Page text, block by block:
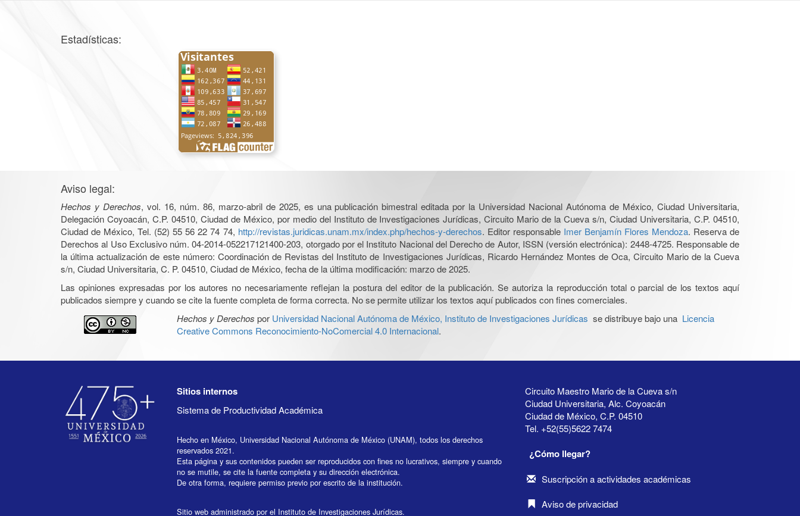
Estadísticas:
Aviso legal:
Hechos y Derechos, vol. 16, núm. 86, marzo-abril de 2025, es una publicación bimestral editada por la Universidad Nacional Autónoma de México, Ciudad Universitaria,
Delegación Coyoacán, C.P. 04510, Ciudad de México, por medio del Instituto de Investigaciones Jurídicas, Circuito Mario de la Cueva s/n, Ciudad Universitaria, C.P. 04510,
Ciudad de México, Tel. (52) 55 56 22 74 74, http://revistas.juridicas.unam.mx/index.php/hechos-y-derechos. Editor responsable Imer Benjamín Flores Mendoza. Reserva de
Derechos al Uso Exclusivo núm. 04-2014-052217121400-203, otorgado por el Instituto Nacional del Derecho de Autor, ISSN (versión electrónica): 2448-4725. Responsable de
la última actualización de este número: Coordinación de Revistas del Instituto de Investigaciones Jurídicas, Ricardo Hernández Montes de Oca, Circuito Mario de la Cueva
s/n, Ciudad Universitaria, C. P. 04510, Ciudad de México, fecha de la última modificación: marzo de 2025.
Las opiniones expresadas por los autores no necesariamente reflejan la postura del editor de la publicación. Se autoriza la reproducción total o parcial de los textos aquí
publicados siempre y cuando se cite la fuente completa de forma correcta. No se permite utilizar los textos aquí publicados con fines comerciales.
Hechos y Derechos por Universidad Nacional Autónoma de México, Instituto de Investigaciones Jurídicas se distribuye bajo una Licencia
Creative Commons Reconocimiento-NoComercial 4.0 Internacional.
Sitios internos
Sistema de Productividad Académica
Hecho en México, Universidad Nacional Autónoma de México (UNAM), todos los derechos
reservados 2021.
Esta página y sus contenidos pueden ser reproducidos con fines no lucrativos, siempre y cuando
no se mutile, se cite la fuente completa y su dirección electrónica.
De otra forma, requiere permiso previo por escrito de la institución.
Sitio web administrado por el Instituto de Investigaciones Jurídicas.
Circuito Maestro Mario de la Cueva s/n
Ciudad Universitaria, Alc. Coyoacán
Ciudad de México, C.P. 04510
Tel. +52(55)5622 7474
¿Cómo llegar?
Suscripción a actividades académicas
Aviso de privacidad